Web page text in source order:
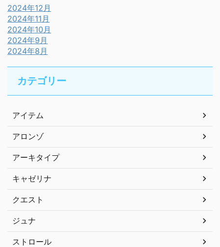
2024年12月
2024年11月
2024年10月
2024年9月
2024年8月
カテゴリー
アイテム
アロンゾ
アーキタイプ
キャゼリナ
クエスト
ジュナ
ストロール